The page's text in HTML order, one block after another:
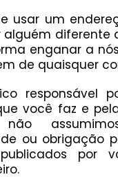
usar um
alguém diferente
enganar a
de quaisquer
responsável
você faz e
ou obrigação
por